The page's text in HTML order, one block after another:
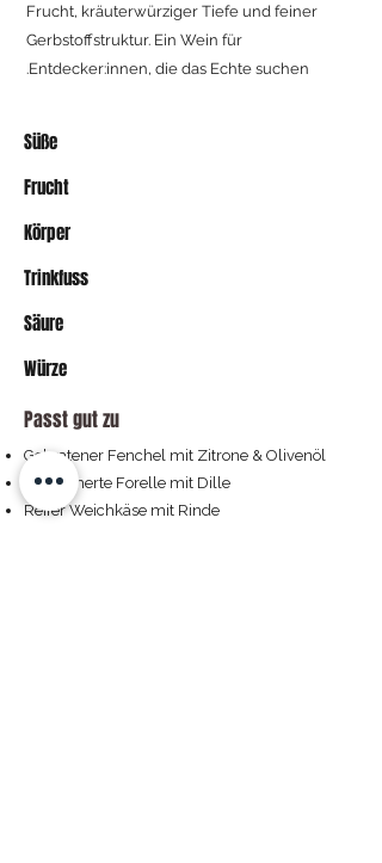
Frucht, kräuterwürziger Tiefe und feiner
Gerbstoffstruktur. Ein Wein für
Entdecker:innen, die das Echte suchen.
Süße
Frucht
Körper
Trinkfuss
Säure
Würze
Passt gut zu
Gebratener Fenchel mit Zitrone & Olivenöl
Geräucherte Forelle mit Dille
Reifer Weichkäse mit Rinde